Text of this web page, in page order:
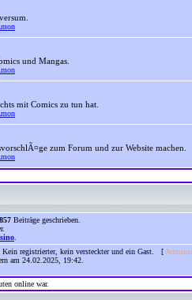
und Mangas.
mit Comics zu tun hat.
zum Forum und zur Website machen.
857 Beiträge geschrieben.
Kein registrierter, kein versteckter und ein Gast. [
am 24.02.2025, 19:42.
online war.